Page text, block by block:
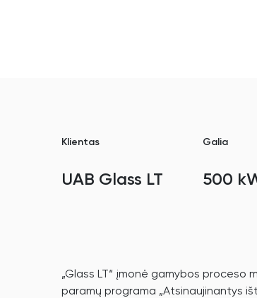
Klientas
UAB Glass LT
Galia
500
„Glass LT“ įmonė gamybos
paramų programa „Atsinaujinantys